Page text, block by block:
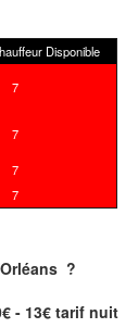
Disponible
7
7
7
7
?
- 13€ tarif nuit